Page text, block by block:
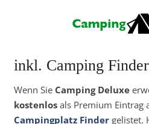
inkl. Camping
Wenn Sie Camping Deluxe
kostenlosals Premium Eintrag
Campingplatz Findergelistet.